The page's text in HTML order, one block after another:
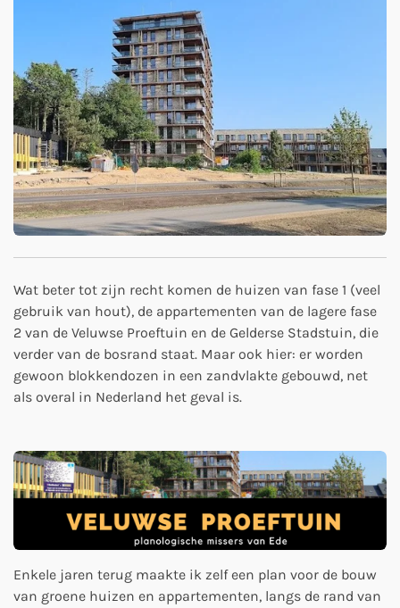
Wat beter tot zijn recht komen de huizen van fase 1 (veel
gebruik van hout), de appartementen van de lagere fase
2 van de Veluwse Proeftuin en de Gelderse Stadstuin, die
verder van de bosrand staat. Maar ook hier: er worden
gewoon blokkendozen in een zandvlakte gebouwd, net
als overal in Nederland het geval is.
Enkele jaren terug maakte ik zelf een plan voor de bouw
van groene huizen en appartementen, langs de rand van